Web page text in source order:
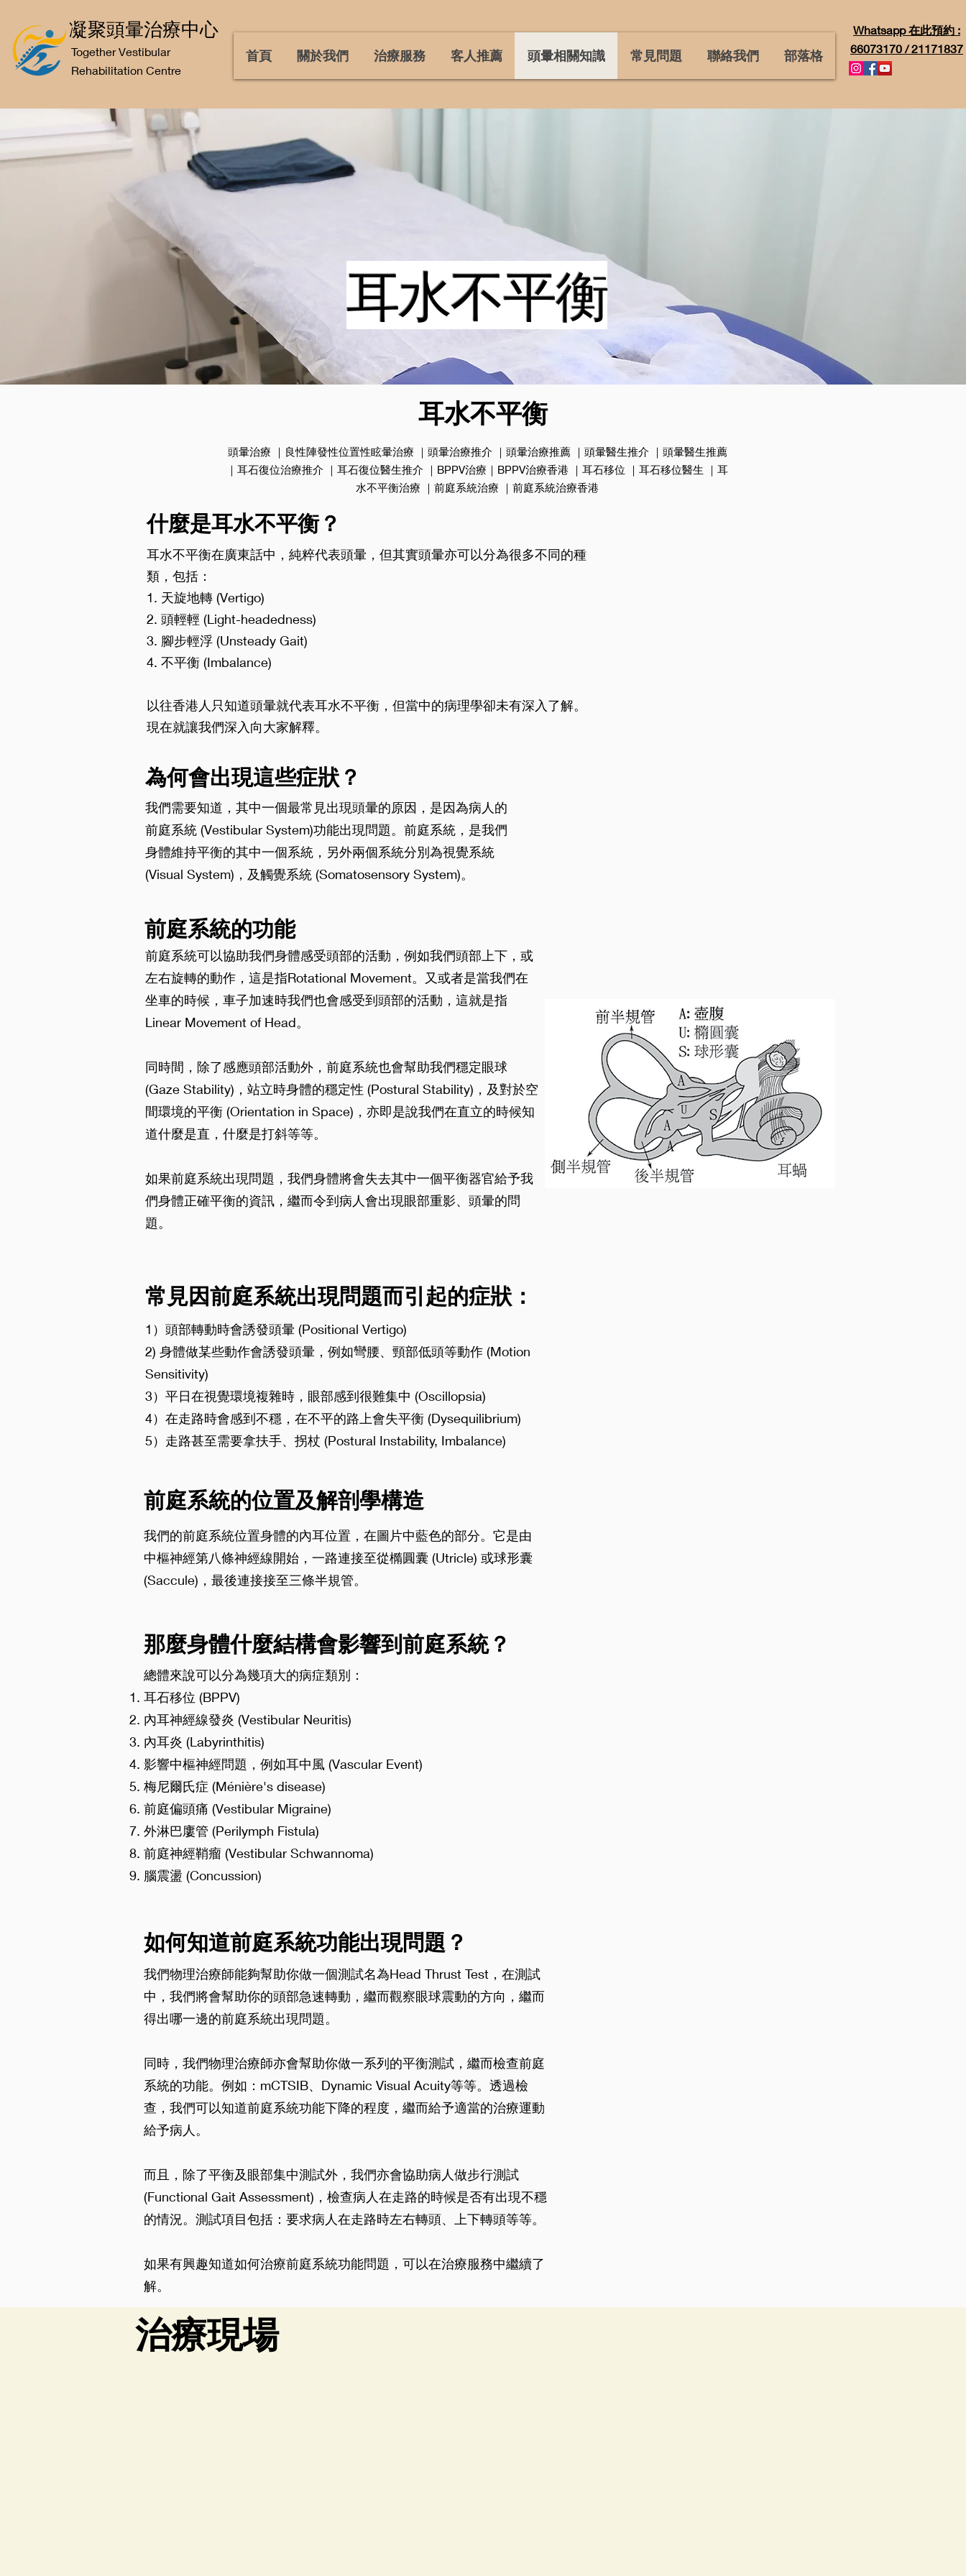
凝聚頭暈治療中心
首頁 關於我們 治療服務 客人推薦 頭暈相關知識 常見問題 聯絡我們 部落格
Together Vestibular
Rehabilitation Centre
Whatsapp 在此預約 :
66073170 / 21171837
耳水不平衡
耳水不平衡
頭暈治療 ｜良性陣發性位置性眩暈治療 ｜頭暈治療推介 ｜頭暈治療推薦 ｜頭暈醫生推介 ｜頭暈醫生推薦
｜耳石復位治療推介 ｜耳石復位醫生推介 ｜BPPV治療｜BPPV治療香港 ｜耳石移位 ｜耳石移位醫生 ｜耳
水不平衡治療 ｜前庭系統治療 ｜前庭系統治療香港
什麼是耳水不平衡？
耳水不平衡在廣東話中，純粹代表頭暈，但其實頭暈亦可以分為很多不同的種
類，包括：
1. 天旋地轉 (Vertigo)
2. 頭輕輕 (Light-headedness)
3. 腳步輕浮 (Unsteady Gait)
4. 不平衡 (Imbalance)
以往香港人只知道頭暈就代表耳水不平衡，但當中的病理學卻未有深入了解。
現在就讓我們深入向大家解釋。
為何會出現這些症狀？
我們需要知道，其中一個最常見出現頭暈的原因，是因為病人的
前庭系統 (Vestibular System)功能出現問題。前庭系統，是我們
身體維持平衡的其中一個系統，另外兩個系統分別為視覺系統
(Visual System)，及觸覺系統 (Somatosensory System)。
前庭系統的功能
前庭系統可以協助我們身體感受頭部的活動，例如我們頭部上下，或
左右旋轉的動作，這是指Rotational Movement。又或者是當我們在
坐車的時候，車子加速時我們也會感受到頭部的活動，這就是指
Linear Movement of Head。
同時間，除了感應頭部活動外，前庭系統也會幫助我們穩定眼球
(Gaze Stability)，站立時身體的穩定性 (Postural Stability)，及對於空
間環境的平衡 (Orientation in Space)，亦即是說我們在直立的時候知
道什麼是直，什麼是打斜等等。
如果前庭系統出現問題，我們身體將會失去其中一個平衡器官給予我
們身體正確平衡的資訊，繼而令到病人會出現眼部重影、頭暈的問
題。
常見因前庭系統出現問題而引起的症狀：
1）頭部轉動時會誘發頭暈 (Positional Vertigo)
2) 身體做某些動作會誘發頭暈，例如彎腰、頸部低頭等動作 (Motion
Sensitivity)
3）平日在視覺環境複雜時，眼部感到很難集中 (Oscillopsia)
4）在走路時會感到不穩，在不平的路上會失平衡 (Dysequilibrium)
5）走路甚至需要拿扶手、拐杖 (Postural Instability, Imbalance)
前庭系統的位置及解剖學構造
我們的前庭系統位置身體的內耳位置，在圖片中藍色的部分。它是由
中樞神經第八條神經線開始，一路連接至從橢圓囊 (Utricle) 或球形囊
(Saccule)，最後連接接至三條半規管。
那麼身體什麼結構會影響到前庭系統？
總體來說可以分為幾項大的病症類別：
耳石移位 (BPPV)
內耳神經線發炎 (Vestibular Neuritis)
內耳炎 (Labyrinthitis)
影響中樞神經問題，例如耳中風 (Vascular Event)
梅尼爾氏症 (Ménière's disease)
前庭偏頭痛 (Vestibular Migraine)
外淋巴廔管 (Perilymph Fistula)
前庭神經鞘瘤 (Vestibular Schwannoma)
腦震盪 (Concussion)
如何知道前庭系統功能出現問題？
我們物理治療師能夠幫助你做一個測試名為Head Thrust Test，在測試
中，我們將會幫助你的頭部急速轉動，繼而觀察眼球震動的方向，繼而
得出哪一邊的前庭系統出現問題。
同時，我們物理治療師亦會幫助你做一系列的平衡測試，繼而檢查前庭
系統的功能。例如：mCTSIB、Dynamic Visual Acuity等等。透過檢
查，我們可以知道前庭系統功能下降的程度，繼而給予適當的治療運動
給予病人。
而且，除了平衡及眼部集中測試外，我們亦會協助病人做步行測試
(Functional Gait Assessment)，檢查病人在走路的時候是否有出現不穩
的情況。測試項目包括：要求病人在走路時左右轉頭、上下轉頭等等。
如果有興趣知道如何治療前庭系統功能問題，可以在治療服務中繼續了
解。
​治療現場